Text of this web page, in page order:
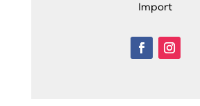
Import